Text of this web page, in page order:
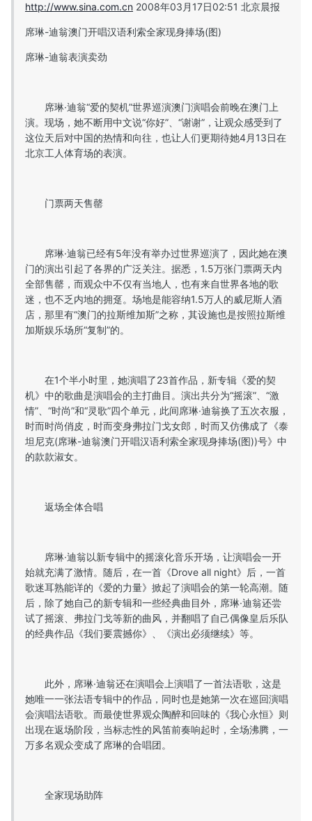
http://www.sina.com.cn 2008年03月17日02:51 北京晨报
席琳-迪翁澳门开唱汉语利索全家现身捧场(图)
席琳-迪翁表演卖劲
席琳·迪翁“爱的契机”世界巡演澳门演唱会前晚在澳门上
演。现场，她不断用中文说“你好”、“谢谢”，让观众感受到了
这位天后对中国的热情和向往，也让人们更期待她4月13日在
北京工人体育场的表演。
门票两天售罄
席琳·迪翁已经有5年没有举办过世界巡演了，因此她在澳
门的演出引起了各界的广泛关注。据悉，1.5万张门票两天内
全部售罄，而观众中不仅有当地人，也有来自世界各地的歌
迷，也不乏内地的拥趸。场地是能容纳1.5万人的威尼斯人酒
店，那里有“澳门的拉斯维加斯”之称，其设施也是按照拉斯维
加斯娱乐场所“复制”的。
在1个半小时里，她演唱了23首作品，新专辑《爱的契
机》中的歌曲是演唱会的主打曲目。演出共分为“摇滚”、“激
情”、“时尚”和“灵歌”四个单元，此间席琳·迪翁换了五次衣服，
时而时尚俏皮，时而变身弗拉门戈女郎，时而又仿佛成了《泰
坦尼克(席琳-迪翁澳门开唱汉语利索全家现身捧场(图))号》中
的款款淑女。
返场全体合唱
席琳·迪翁以新专辑中的摇滚化音乐开场，让演唱会一开
始就充满了激情。随后，在一首《Drove all night》后，一首
歌迷耳熟能详的《爱的力量》掀起了演唱会的第一轮高潮。随
后，除了她自己的新专辑和一些经典曲目外，席琳·迪翁还尝
试了摇滚、弗拉门戈等新的曲风，并翻唱了自己偶像皇后乐队
的经典作品《我们要震撼你》、《演出必须继续》等。
此外，席琳·迪翁还在演唱会上演唱了一首法语歌，这是
她唯一一张法语专辑中的作品，同时也是她第一次在巡回演唱
会演唱法语歌。而最使世界观众陶醉和回味的《我心永恒》则
出现在返场阶段，当标志性的风笛前奏响起时，全场沸腾，一
万多名观众变成了席琳的合唱团。
全家现场助阵